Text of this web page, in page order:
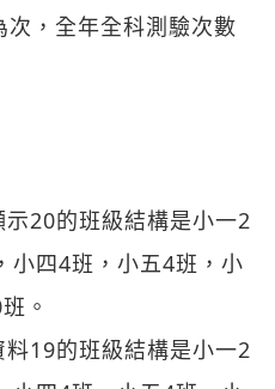
，全年全科測驗次數
20的班級結構是小一2
小四4班，小五4班，小
。
19的班級結構是小一2